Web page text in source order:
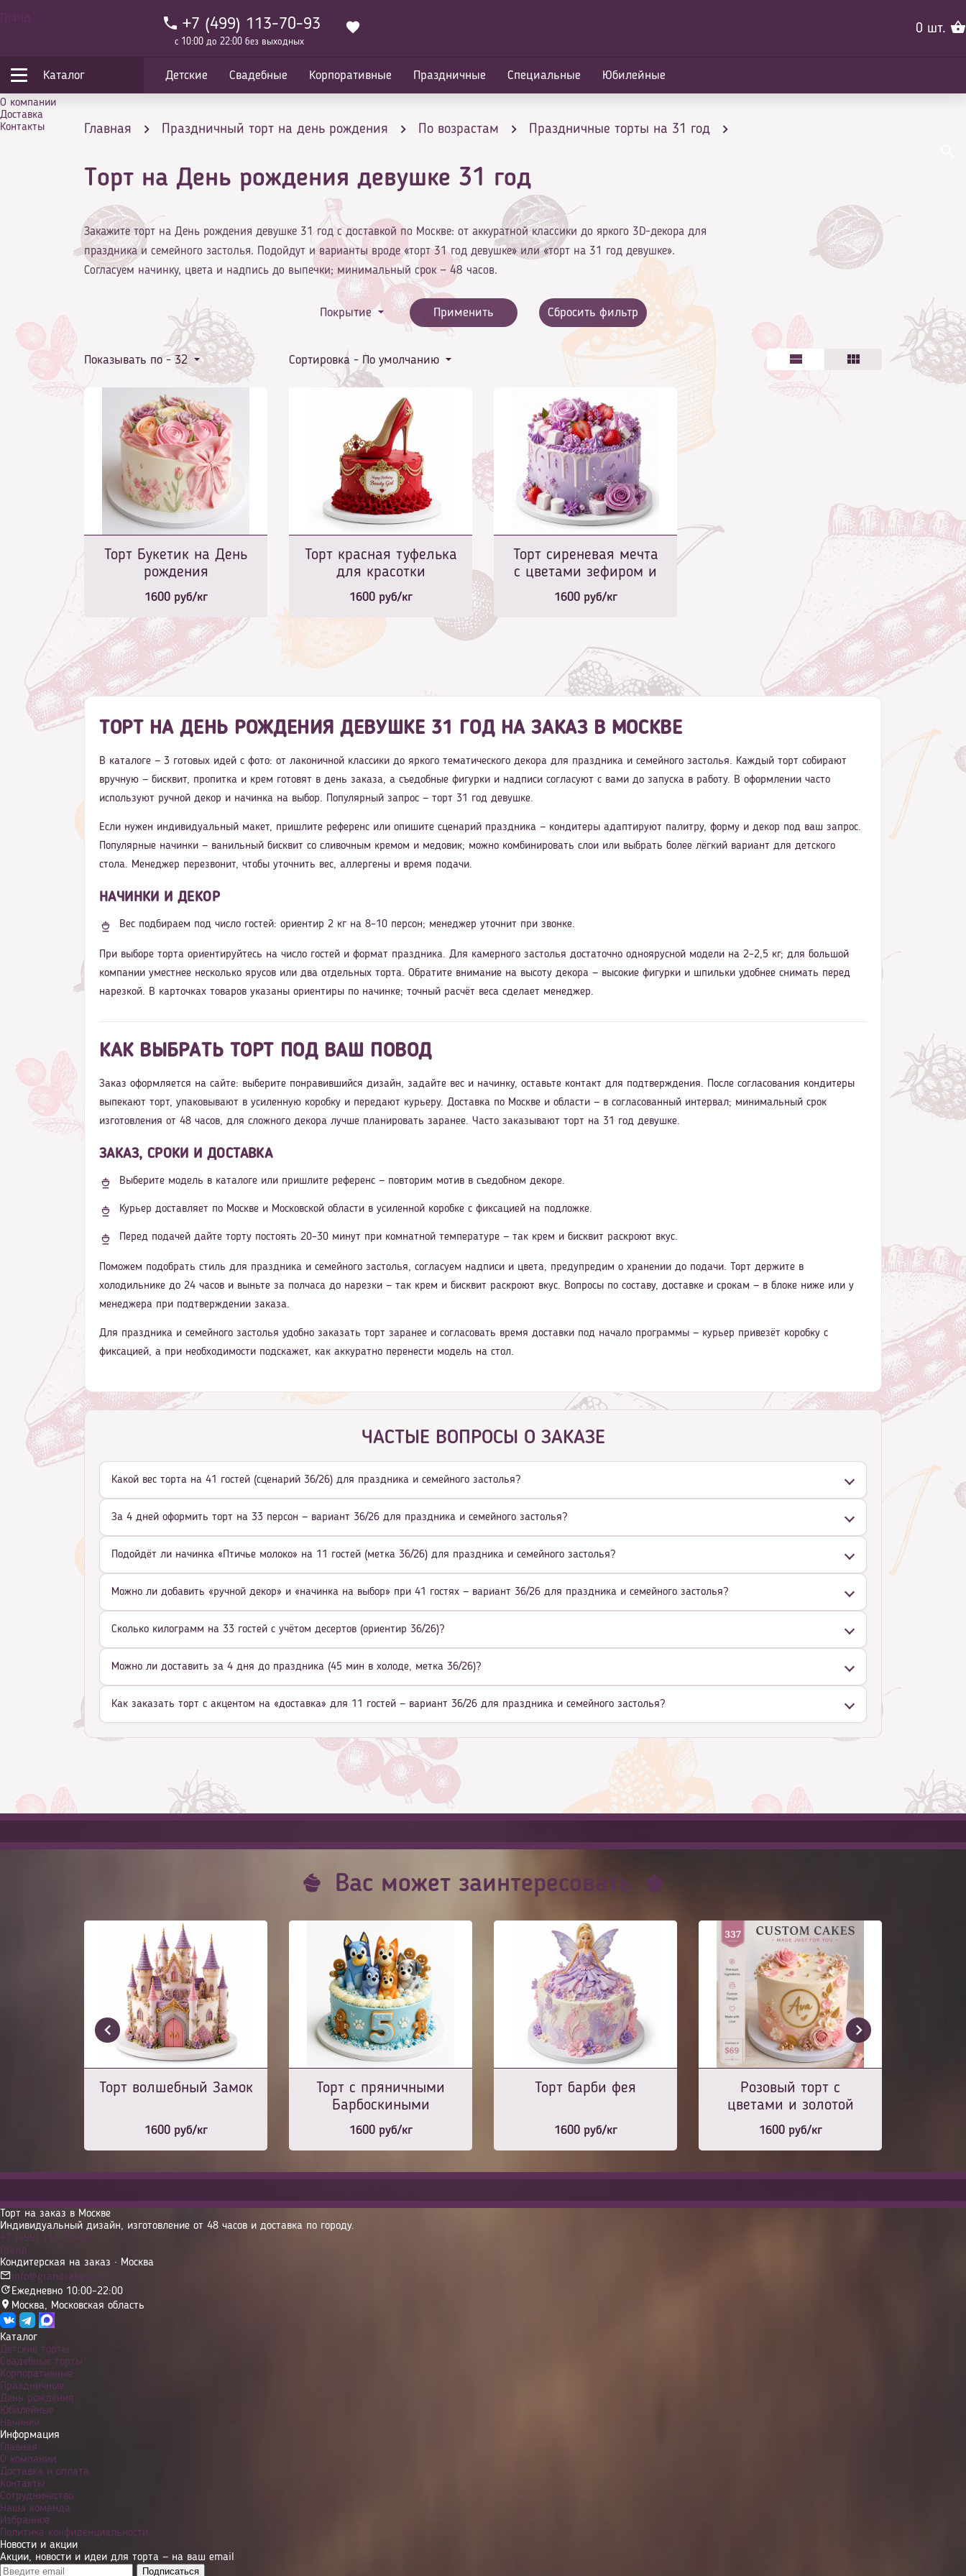
+7 (499) 113-70-93
с 10:00 до 22:00 без выходных
0 шт.
Каталог Детские Свадебные Корпоративные Праздничные Специальные Юбилейные
О компании
Доставка
Контакты
Главная Праздничный торт на день рождения По возрастам Праздничные торты на 31 год
Торт на День рождения девушке 31 год
Торт на День рождения девушке 31 год
Закажите торт на День рождения девушке 31 год с доставкой по Москве: от аккуратной классики до яркого 3D-декора для
праздника и семейного застолья. Подойдут и варианты вроде «торт 31 год девушке» или «торт на 31 год девушке».
Согласуем начинку, цвета и надпись до выпечки; минимальный срок — 48 часов.
Покрытие Применить Сбросить фильтр
Показывать по - 32 Сортировка -По умолчанию
Торт Букетик на День
рождения
1600руб/кг
Торт красная туфелька
для красотки
1600руб/кг
Торт сиреневая мечта
с цветами зефиром и
клубникой
1600руб/кг
ТОРТ НА ДЕНЬ РОЖДЕНИЯ ДЕВУШКЕ 31 ГОД НА ЗАКАЗ В МОСКВЕ
В каталоге — 3 готовых идей с фото: от лаконичной классики до яркого тематического декора для праздника и семейного застолья. Каждый торт собирают
вручную — бисквит, пропитка и крем готовят в день заказа, а съедобные фигурки и надписи согласуют с вами до запуска в работу. В оформлении часто
используют ручной декор и начинка на выбор. Популярный запрос — торт 31 год девушке.
Если нужен индивидуальный макет, пришлите референс или опишите сценарий праздника — кондитеры адаптируют палитру, форму и декор под ваш запрос.
Популярные начинки — ванильный бисквит со сливочным кремом и медовик; можно комбинировать слои или выбрать более лёгкий вариант для детского
стола. Менеджер перезвонит, чтобы уточнить вес, аллергены и время подачи.
НАЧИНКИ И ДЕКОР
Вес подбираем под число гостей: ориентир 2 кг на 8–10 персон; менеджер уточнит при звонке.
При выборе торта ориентируйтесь на число гостей и формат праздника. Для камерного застолья достаточно одноярусной модели на 2–2,5 кг; для большой
компании уместнее несколько ярусов или два отдельных торта. Обратите внимание на высоту декора — высокие фигурки и шпильки удобнее снимать перед
нарезкой. В карточках товаров указаны ориентиры по начинке; точный расчёт веса сделает менеджер.
КАК ВЫБРАТЬ ТОРТ ПОД ВАШ ПОВОД
Заказ оформляется на сайте: выберите понравившийся дизайн, задайте вес и начинку, оставьте контакт для подтверждения. После согласования кондитеры
выпекают торт, упаковывают в усиленную коробку и передают курьеру. Доставка по Москве и области — в согласованный интервал; минимальный срок
изготовления от 48 часов, для сложного декора лучше планировать заранее. Часто заказывают торт на 31 год девушке.
ЗАКАЗ, СРОКИ И ДОСТАВКА
Выберите модель в каталоге или пришлите референс — повторим мотив в съедобном декоре.
Курьер доставляет по Москве и Московской области в усиленной коробке с фиксацией на подложке.
Перед подачей дайте торту постоять 20–30 минут при комнатной температуре — так крем и бисквит раскроют вкус.
Поможем подобрать стиль для праздника и семейного застолья, согласуем надписи и цвета, предупредим о хранении до подачи. Торт держите в
холодильнике до 24 часов и выньте за полчаса до нарезки — так крем и бисквит раскроют вкус. Вопросы по составу, доставке и срокам — в блоке ниже или у
менеджера при подтверждении заказа.
Для праздника и семейного застолья удобно заказать торт заранее и согласовать время доставки под начало программы — курьер привезёт коробку с
фиксацией, а при необходимости подскажет, как аккуратно перенести модель на стол.
ЧАСТЫЕ ВОПРОСЫ О ЗАКАЗЕ
Какой вес торта на 41 гостей (сценарий 36/26) для праздника и семейного застолья?
За 4 дней оформить торт на 33 персон — вариант 36/26 для праздника и семейного застолья?
Подойдёт ли начинка «Птичье молоко» на 11 гостей (метка 36/26) для праздника и семейного застолья?
Можно ли добавить «ручной декор» и «начинка на выбор» при 41 гостях — вариант 36/26 для праздника и семейного застолья?
Сколько килограмм на 33 гостей с учётом десертов (ориентир 36/26)?
Можно ли доставить за 4 дня до праздника (45 мин в холоде, метка 36/26)?
Как заказать торт с акцентом на «доставка» для 11 гостей — вариант 36/26 для праздника и семейного застолья?
Вас может заинтересовать
Торт волшебный Замок
1600руб/кг
Торт с пряничными
Барбоскиными
1600руб/кг
Торт барби фея
1600руб/кг
Розовый торт с
цветами и золотой
медальон-рамкой
1600руб/кг
Торт на заказ в Москве
Индивидуальный дизайн, изготовление от 48 часов и доставка по городу.
+7 (499) 113-70-93
Гранд
Кондитерская на заказ · Москва
info@grandcakes.ru
Ежедневно 10:00–22:00
Москва, Московская область
Каталог
Детские торты
Свадебные торты
Корпоративные
Праздничные
День рождения
Юбилейные
Начинки
Информация
Главная
О компании
Доставка и оплата
Контакты
Сотрудничество
Наша команда
Избранное
Политика конфиденциальности
Новости и акции
Акции, новости и идеи для торта — на ваш email